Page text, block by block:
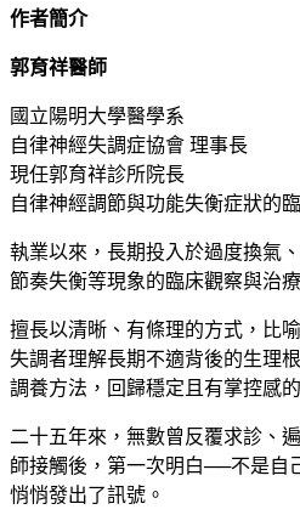
作者簡介
郭育祥醫師
國立陽明大學醫學系
自律神經失調症協會 理事長
現任郭育祥診所院長
自律神經調節與功能失衡症狀的
執業以來，長期投入於過度換氣
節奏失衡等現象的臨床觀察與治療
擅長以清晰、有條理的方式，比
失調者理解長期不適背後的生理
調養方法，回歸穩定且有掌控感
二十五年來，無數曾反覆求診、
師接觸後，第一次明白──不是自
悄悄發出了訊號。